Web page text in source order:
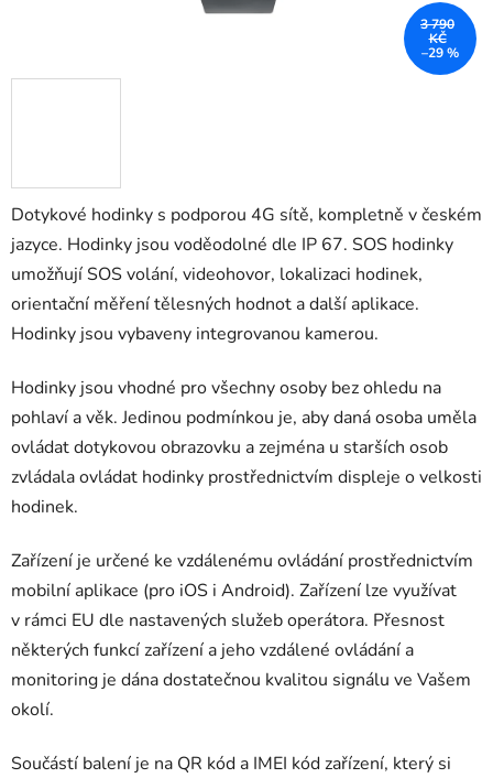
Dotykové hodinky s podporou 4G sítě, kompletně v českém
jazyce. Hodinky jsou voděodolné dle IP 67. SOS hodinky
umožňují SOS volání, videohovor, lokalizaci hodinek,
orientační měření tělesných hodnot a další aplikace.
Hodinky jsou vybaveny integrovanou kamerou.
Hodinky jsou vhodné pro všechny osoby bez ohledu na
pohlaví a věk. Jedinou podmínkou je, aby daná osoba uměla
ovládat dotykovou obrazovku a zejména u starších osob
zvládala ovládat hodinky prostřednictvím displeje o velkosti
hodinek.
Zařízení je určené ke vzdálenému ovládání prostřednictvím
mobilní aplikace (pro iOS i Android). Zařízení lze využívat
v rámci EU dle nastavených služeb operátora. Přesnost
některých funkcí zařízení a jeho vzdálené ovládání a
monitoring je dána dostatečnou kvalitou signálu ve Vašem
okolí.
Součástí balení je na QR kód a IMEI kód zařízení, který si
3 790
KČ
–29 %